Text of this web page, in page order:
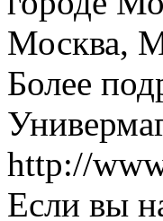
Москва,
Более
http://
Если вы